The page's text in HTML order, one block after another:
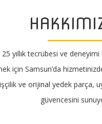
yıllık tecrübesi ve
için Samsun’da
ve orijinal yedek parça,
güvencesini